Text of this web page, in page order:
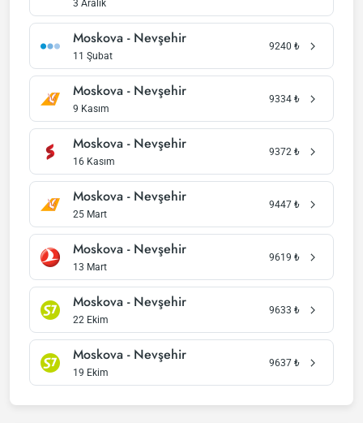
3 Aralık
Moskova - Nevşehir
11 Şubat
9240 ₺
Moskova - Nevşehir
9 Kasım
9334 ₺
Moskova - Nevşehir
16 Kasım
9372 ₺
Moskova - Nevşehir
25 Mart
9447 ₺
Moskova - Nevşehir
13 Mart
9619 ₺
Moskova - Nevşehir
22 Ekim
9633 ₺
Moskova - Nevşehir
19 Ekim
9637 ₺